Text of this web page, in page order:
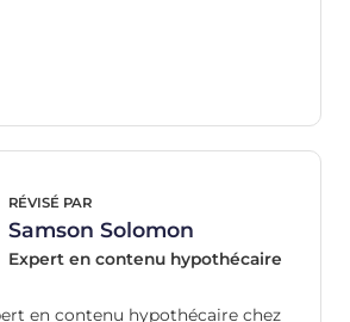
RÉVISÉ PAR
Samson Solomon
Expert en contenu hypothécaire
en contenu hypothécaire chez